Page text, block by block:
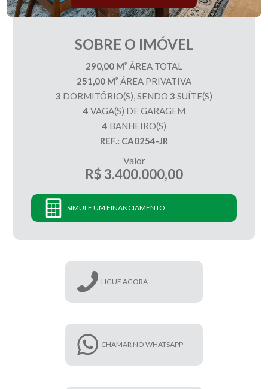
SOBRE O IMÓVEL
290,00 M² ÁREA TOTAL
251,00 M² ÁREA PRIVATIVA
3 DORMITÓRIO(S), SENDO 3 SUÍTE(S)
4 VAGA(S) DE GARAGEM
4 BANHEIRO(S)
REF.: CA0254-JR
Valor
R$ 3.400.000,00
SIMULE UM FINANCIAMENTO
LIGUE AGORA
CHAMAR NO WHATSAPP